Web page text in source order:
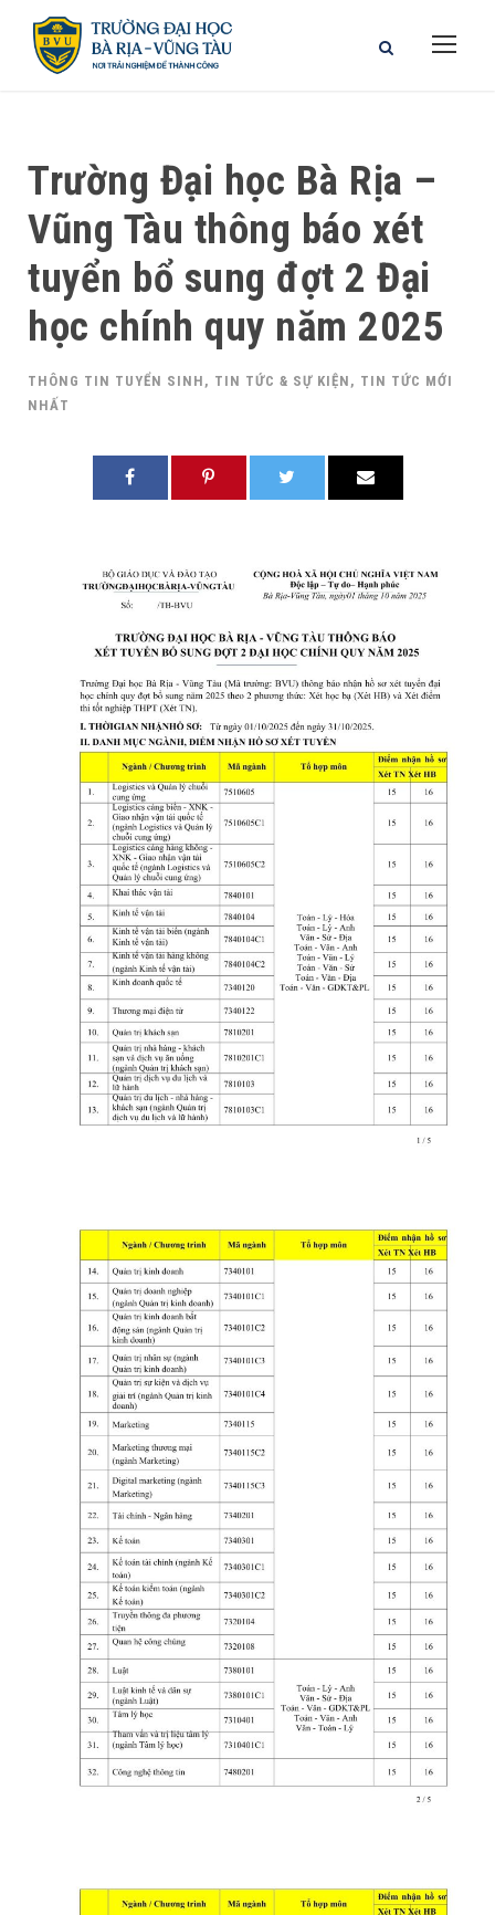
Trường Đại học Bà Rịa –
Vũng Tàu thông báo xét
tuyển bổ sung đợt 2 Đại
học chính quy năm 2025
THÔNG TIN TUYỂN SINH , TIN TỨC & SỰ KIỆN , TIN TỨC MỚI
NHẤT